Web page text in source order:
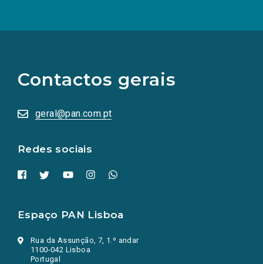
Contactos gerais
geral@pan.com.pt
Redes sociais
redes
sociais
numa
nova
Espaço PAN Lisboa
Rua da Assunção, 7, 1.º andar
1100-042 Lisboa
Portugal